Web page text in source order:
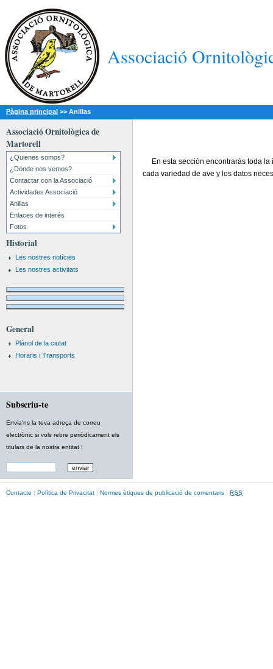
Associació
Pàgina principal >> Anillas
Associació Ornitològica de
Martorell
¿Quienes somos?
¿Dónde nos vemos?
Contactar con la Associació
Actividades Associació
Anillas
Enlaces de interés
Fotos
Historial
Les nostres notícies
Les nostres activitats
General
Plànol de la ciutat
Horaris i Transports
Subscriu-te
Envia'ns la teva adreça de correu
electrònic si vols rebre periòdicament els
titulars de la nostra entitat !
En esta sección encontrarás toda la
cada variedad de ave y los datos
Contacte | Política de Privacitat | Normes ètiques de publicació de comentaris | RSS